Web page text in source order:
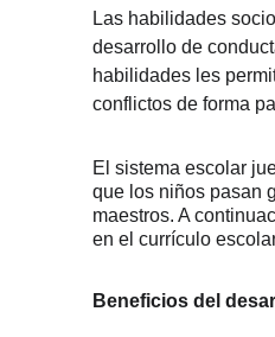
Las habilidades
desarrollo de
habilidades les
conflictos de forma
El sistema escolar
que los niños pasan
maestros. A
en el currículo
Beneficios del